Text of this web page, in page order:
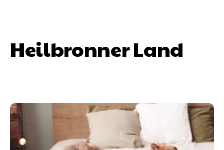
Heilbronner Land